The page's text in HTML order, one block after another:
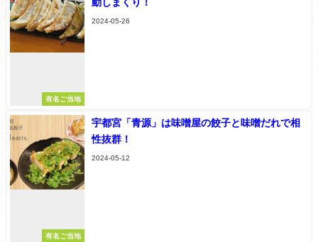
有名ご当地
動しまくり！
2024-05-26
有名ご当地
宇都宮「青源」は味噌屋の餃子と味噌だれで相
性抜群！
2024-05-12